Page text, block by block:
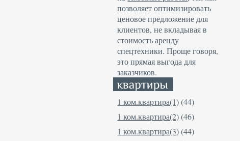
позволяет оптимизировать
ценовое предложение для
клиентов, не вкладывая в
стоимость аренду
спецтехники. Проще говоря,
это прямая выгода для
заказчиков.
1 ком.квартира(1)(44)
1 ком.квартира(2)(46)
1 ком.квартира(3)(44)